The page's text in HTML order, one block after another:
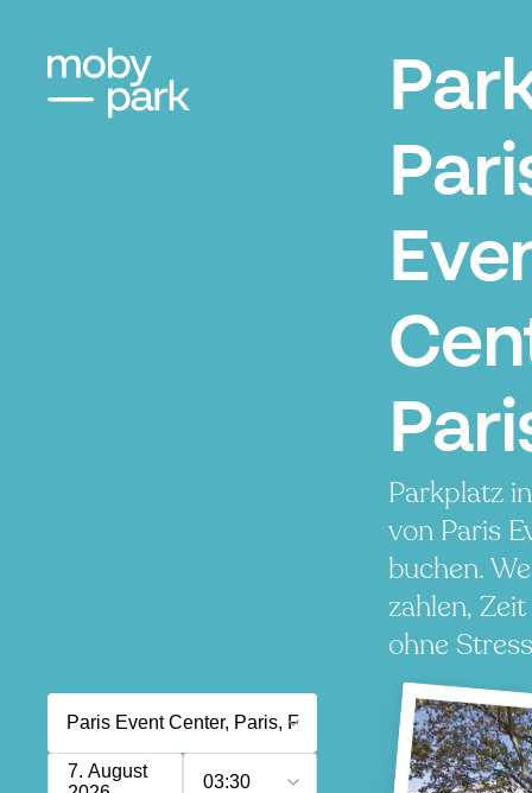
Parkplatz
von Paris
buchen.
zahlen,
ohne
7. August
03:30